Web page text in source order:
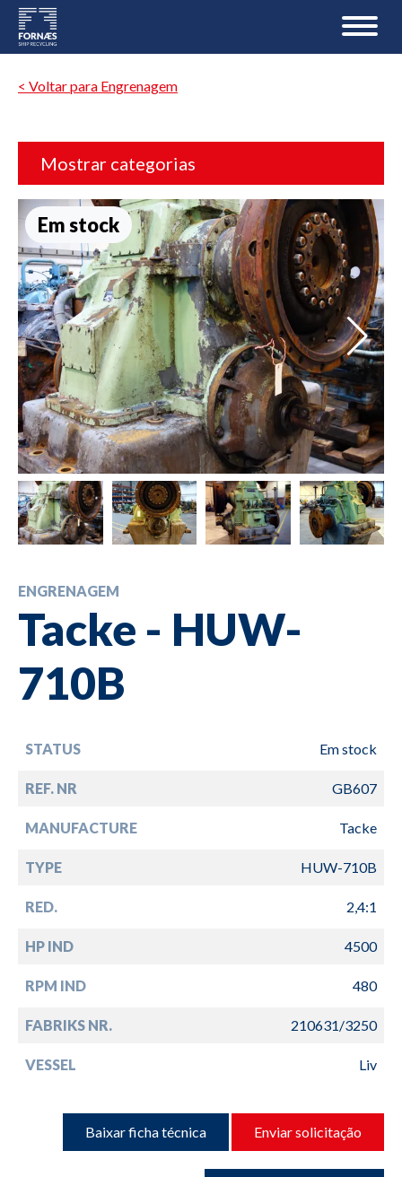
< Voltar para Engrenagem
Mostrar categorias
Em stock
ENGRENAGEM
Tacke - HUW-
710B
STATUS Em stock
REF. NR GB607
MANUFACTURE Tacke
TYPE HUW-710B
RED. 2,4:1
HP IND 4500
RPM IND 480
FABRIKS NR. 210631/3250
VESSEL Liv
Baixar ficha técnica Enviar solicitação